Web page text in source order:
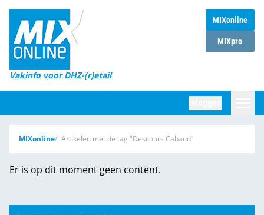
MIXonline
MIXpro
Vakinfo voor DHZ-(r)etail
Home
Magazines
DHZ Sessie
Marktcijfers
Word abonnee
MIXonline Artikelen met de tag "Descours Cabaud"
Er is op dit moment geen content.